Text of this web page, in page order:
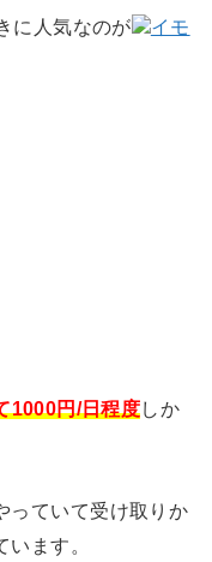
に人気なのが
イモ
1000円/日程度しか
っていて受け取りか
ます。